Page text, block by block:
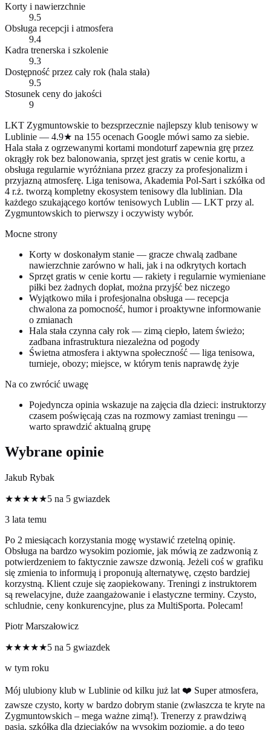
Korty i nawierzchnie
9.5
Obsługa recepcji i atmosfera
9.4
Kadra trenerska i szkolenie
9.3
Dostępność przez cały rok (hala stała)
9.5
Stosunek ceny do jakości
9
LKT Zygmuntowskie to bezsprzecznie najlepszy klub tenisowy w
Lublinie — 4.9★ na 155 ocenach Google mówi samo za siebie.
Hala stała z ogrzewanymi kortami mondoturf zapewnia grę przez
okrągły rok bez balonowania, sprzęt jest gratis w cenie kortu, a
obsługa regularnie wyróżniana przez graczy za profesjonalizm i
przyjazną atmosferę. Liga tenisowa, Akademia Pol-Sart i szkółka od
4 r.ż. tworzą kompletny ekosystem tenisowy dla lublinian. Dla
każdego szukającego kortów tenisowych Lublin — LKT przy al.
Zygmuntowskich to pierwszy i oczywisty wybór.
Mocne strony
Korty w doskonałym stanie — gracze chwalą zadbane
nawierzchnie zarówno w hali, jak i na odkrytych kortach
Sprzęt gratis w cenie kortu — rakiety i regularnie wymieniane
piłki bez żadnych dopłat, można przyjść bez niczego
Wyjątkowo miła i profesjonalna obsługa — recepcja
chwalona za pomocność, humor i proaktywne informowanie
o zmianach
Hala stała czynna cały rok — zimą ciepło, latem świeżo;
zadbana infrastruktura niezależna od pogody
Świetna atmosfera i aktywna społeczność — liga tenisowa,
turnieje, obozy; miejsce, w którym tenis naprawdę żyje
Na co zwrócić uwagę
Pojedyncza opinia wskazuje na zajęcia dla dzieci: instruktorzy
czasem poświęcają czas na rozmowy zamiast treningu —
warto sprawdzić aktualną grupę
Wybrane opinie
Jakub Rybak
★★★★★5 na 5 gwiazdek
3 lata temu
Po 2 miesiącach korzystania mogę wystawić rzetelną opinię.
Obsługa na bardzo wysokim poziomie, jak mówią ze zadzwonią z
potwierdzeniem to faktycznie zawsze dzwonią. Jeżeli coś w grafiku
się zmienia to informują i proponują alternatywę, często bardziej
korzystną. Klient czuje się zaopiekowany. Treningi z instruktorem
są rewelacyjne, duże zaangażowanie i elastyczne terminy. Czysto,
schludnie, ceny konkurencyjne, plus za MultiSporta. Polecam!
Piotr Marszałowicz
★★★★★5 na 5 gwiazdek
w tym roku
Mój ulubiony klub w Lublinie od kilku już lat ❤️ Super atmosfera,
zawsze czysto, korty w bardzo dobrym stanie (zwłaszcza te kryte na
Zygmuntowskich – mega ważne zimą!). Trenerzy z prawdziwą
pasją, szkółka dla dzieciaków na wysokim poziomie, a do tego